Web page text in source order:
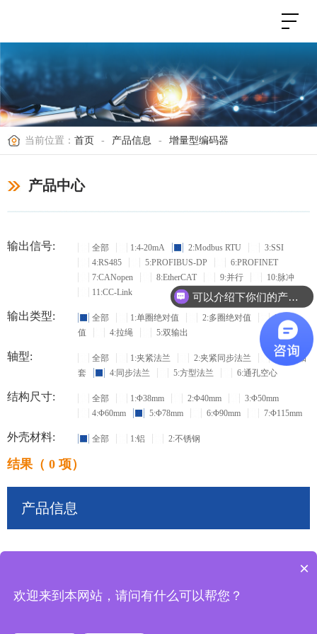
当前位置： 首页 - 产品信息 - 增量型编码器
产品中心
输出信号: 全部 1:4-20mA 2:Modbus RTU
3:SSI
4:RS485
5:PROFIBUS-DP
6:PROFINET
7:CANopen
8:EtherCAT 9:并行
10:脉冲
11:CC-Link
输出类型: 全部 1:单圈绝对值 2:多圈绝对值
3:增量
值
4:拉绳 5:双输出
轴型: 全部 1:夹紧法兰 2:夹紧同步法兰
3:盲孔轴
套
4:同步法兰 5:方型法兰 6:通孔空心
结构尺寸: 全部 1:Φ38mm 2:Φ40mm
3:Φ50mm
4:Φ60mm
5:Φ78mm 6:Φ90mm 7:Φ115mm
外壳材料: 全部 1:铝 2:不锈钢
结果（ 0 项）
产品信息
可以介绍下你们的产品么？
×
欢迎来到本网站，请问有什么可以帮您？